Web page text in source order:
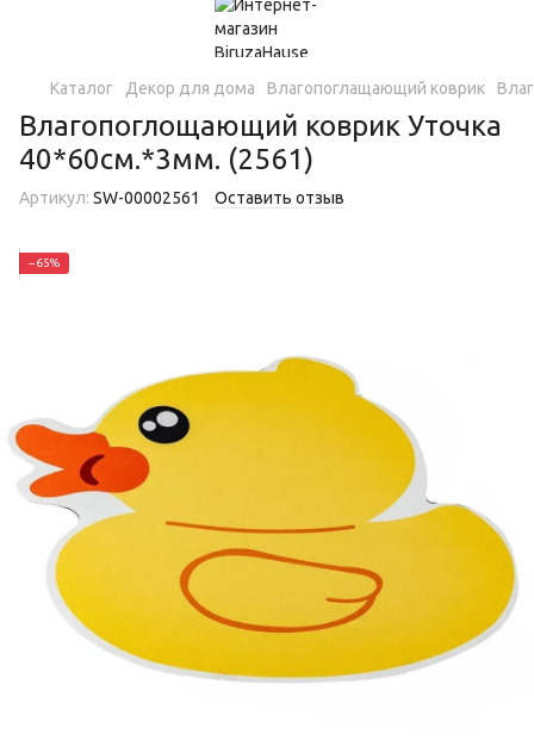
Каталог Декор для дома Влагопоглащающий коврик
Влагопоглощающий коврик Уточка
40*60см.*3мм. (2561)
Артикул: SW-00002561 Оставить отзыв
−65%